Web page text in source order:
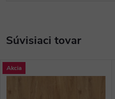
Súvisiaci tovar
Akcia